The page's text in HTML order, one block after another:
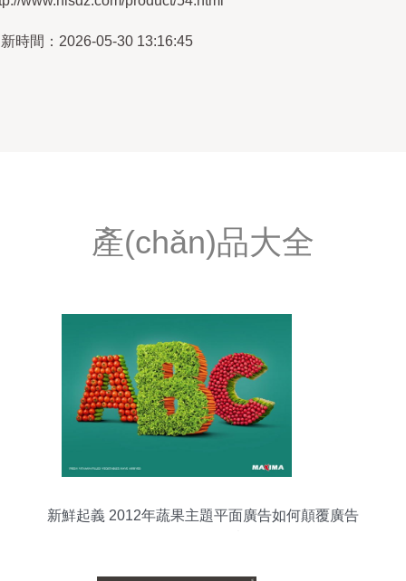
時間：2026-05-30 13:16:45
產(chǎn)品大全
新鮮起義 2012年蔬果主題平面廣告如何顛覆廣告